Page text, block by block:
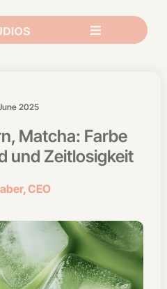
2025
Matcha: Farbe
und Zeitlosigkeit
CEO